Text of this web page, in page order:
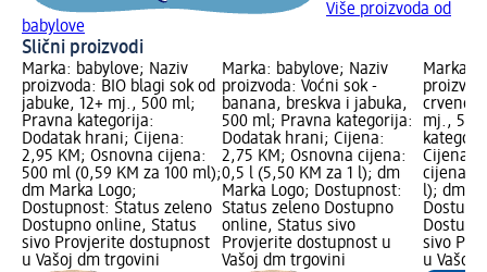
Više proizvoda od
babylove
Slični proizvodi
Marka: babylove; Naziv
proizvoda: BIO blagi sok od
jabuke, 12+ mj., 500 ml;
Pravna kategorija:
Dodatak hrani; Cijena:
2,95 KM; Osnovna cijena:
500 ml (0,59 KM za 100 ml);
dm Marka Logo;
Dostupnost: Status zeleno
Dostupno online, Status
sivo Provjerite dostupnost
u Vašoj dm trgovini
Marka: babylove; Naziv
proizvoda: Voćni sok -
banana, breskva i jabuka,
500 ml; Pravna kategorija:
Dodatak hrani; Cijena:
2,75 KM; Osnovna cijena:
0,5 l (5,50 KM za 1 l); dm
Marka Logo; Dostupnost:
Status zeleno Dostupno
online, Status sivo
Provjerite dostupnost u
Vašoj dm trgovini
Marka:
crveno
mj., 500
Cijena:
cijena:
l); dm
sivo
u Vašoj